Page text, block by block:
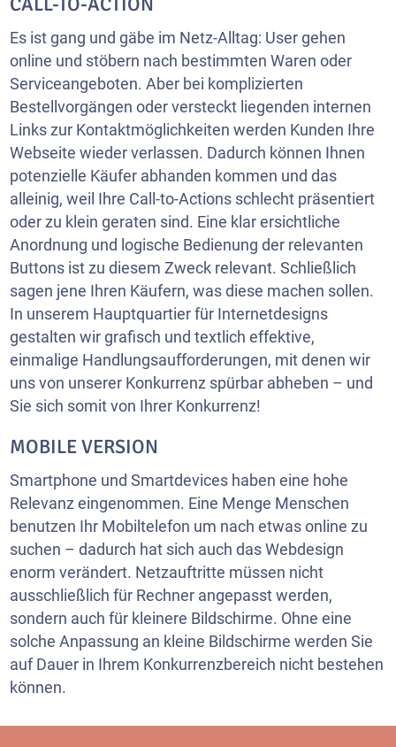
Es ist gang und gäbe im Netz-Alltag: User gehen
online und stöbern nach bestimmten Waren oder
Serviceangeboten. Aber bei komplizierten
Bestellvorgängen oder versteckt liegenden internen
Links zur Kontaktmöglichkeiten werden Kunden Ihre
Webseite wieder verlassen. Dadurch können Ihnen
potenzielle Käufer abhanden kommen und das
alleinig, weil Ihre Call-to-Actions schlecht präsentiert
oder zu klein geraten sind. Eine klar ersichtliche
Anordnung und logische Bedienung der relevanten
Buttons ist zu diesem Zweck relevant. Schließlich
sagen jene Ihren Käufern, was diese machen sollen.
In unserem Hauptquartier für Internetdesigns
gestalten wir grafisch und textlich effektive,
einmalige Handlungsaufforderungen, mit denen wir
uns von unserer Konkurrenz spürbar abheben – und
Sie sich somit von Ihrer Konkurrenz!
MOBILE VERSION
Smartphone und Smartdevices haben eine hohe
Relevanz eingenommen. Eine Menge Menschen
benutzen Ihr Mobiltelefon um nach etwas online zu
suchen – dadurch hat sich auch das Webdesign
enorm verändert. Netzauftritte müssen nicht
ausschließlich für Rechner angepasst werden,
sondern auch für kleinere Bildschirme. Ohne eine
solche Anpassung an kleine Bildschirme werden Sie
auf Dauer in Ihrem Konkurrenzbereich nicht bestehen
können.